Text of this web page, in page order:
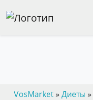
VosMarket» Диеты »